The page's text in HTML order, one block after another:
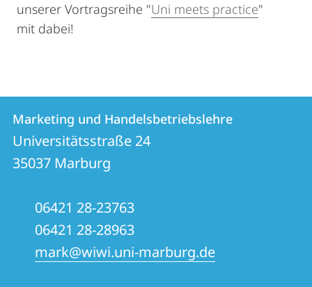
unserer Vortragsreihe "Uni meets practice"
mit dabei!
Kontakt
und
Informationen
Website
Kontaktinformationen
Marketing
und
Handelsbetriebslehre
Marketing und Handelsbetriebslehre
Universitätsstraße 24
35037 Marburg
06421 28-23763
06421 28-28963
mark@wiwi.uni-marburg.de